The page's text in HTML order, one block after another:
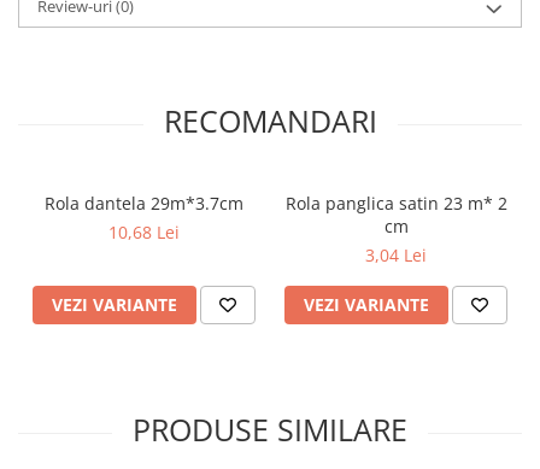
Review-uri(0)
RECOMANDARI
Rola dantela 29m*3.7cm
10,68 Lei
VEZI VARIANTE
Rola panglica satin 23 m* 2
cm
3,04 Lei
VEZI VARIANTE
PRODUSE SIMILARE